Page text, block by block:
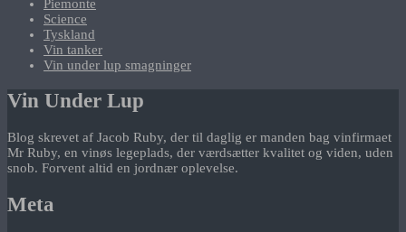
Piemonte
Science
Tyskland
Vin tanker
Vin under lup smagninger
Vin Under Lup
Blog skrevet af Jacob Ruby, der til daglig er manden bag vinfirmaet
Mr Ruby, en vinøs legeplads, der værdsætter kvalitet og viden, uden
snob. Forvent altid en jordnær oplevelse.
Meta